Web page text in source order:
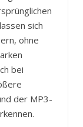
sich
ohne
bei
der MP3-